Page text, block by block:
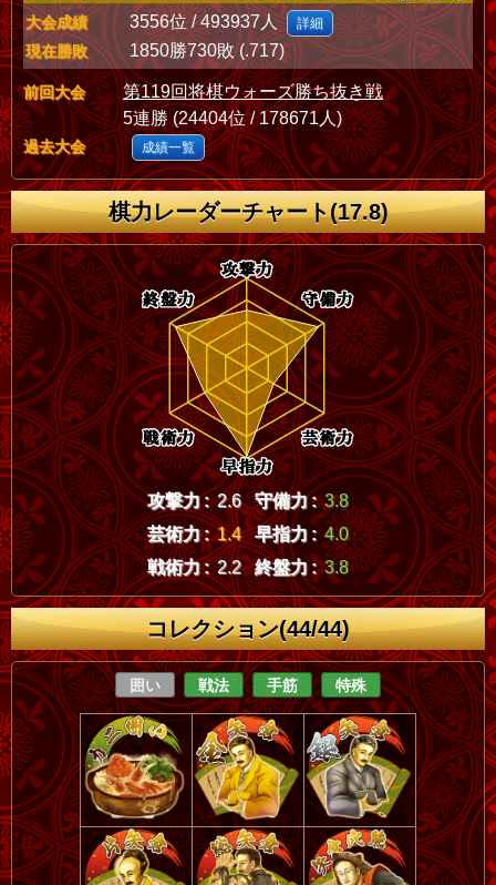
大会成績 3556位 / 493937人 詳細
現在勝敗 1850勝730敗 (.717)
前回大会
第119回将棋ウォーズ勝ち抜き戦
5連勝 (24404位 / 178671人)
過去大会 成績一覧
棋力レーダーチャート(17.8)
攻撃力 : 2.6 守備力 : 3.8
芸術力 : 1.4 早指力 : 4.0
戦術力 : 2.2 終盤力 : 3.8
コレクション(44/44)
囲い 戦法 手筋 特殊